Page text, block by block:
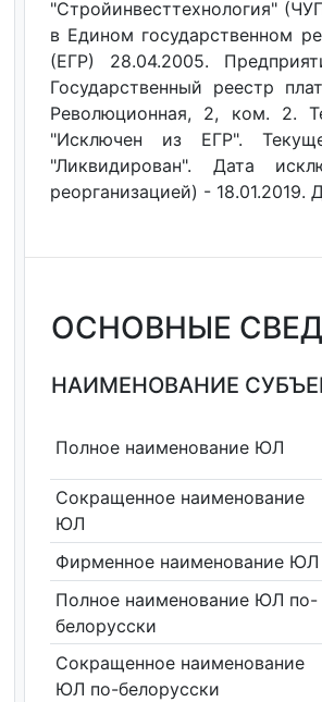
"Стройинвесттехнология"
в Едином государственном
(ЕГР) 28.04.2005.
Государственный реестр
Революционная, 2, ком. 2.
"Исключен из ЕГР".
"Ликвидирован". Дата
реорганизацией) - 18.01.2019.
ОСНОВНЫЕ
НАИМЕНОВАНИЕ
Полное наименование ЮЛ
Сокращенное наименование
ЮЛ
Фирменное наименование ЮЛ
Полное наименование ЮЛ по-
белорусски
Сокращенное наименование
ЮЛ по-белорусски